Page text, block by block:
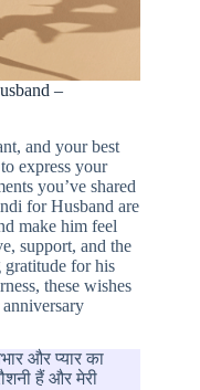
–
and your best
express your
you’ve shared
for Husband are
make him feel
support, and the
for his
these wishes
और प्यार का
हैं और मेरी